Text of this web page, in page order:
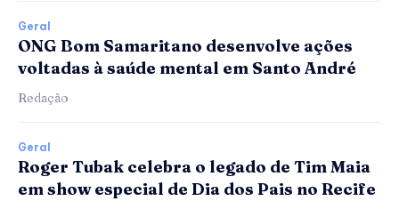
Geral
ONG Bom Samaritano desenvolve ações
voltadas à saúde mental em Santo André
Redação
Geral
Roger Tubak celebra o legado de Tim Maia
em show especial de Dia dos Pais no Recife